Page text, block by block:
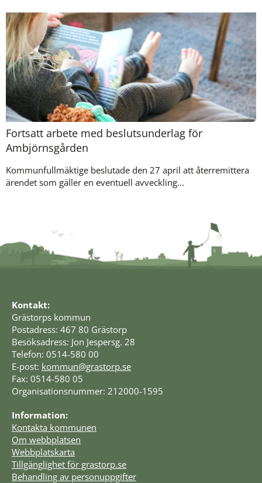
Fortsatt arbete med beslutsunderlag för
Ambjörnsgården
Kommunfullmäktige beslutade den 27 april att återremittera
ärendet som gäller en eventuell avveckling...
Kontakt:
Grästorps kommun
Postadress: 467 80 Grästorp
Besöksadress: Jon Jespersg. 28
Telefon: 0514-580 00
E-post: kommun@grastorp.se
Fax: 0514-580 05
Organisationsnummer: 212000-1595
Information:
Kontakta kommunen
Om webbplatsen
Webbplatskarta
Tillgänglighet för grastorp.se
Behandling av personuppgifter